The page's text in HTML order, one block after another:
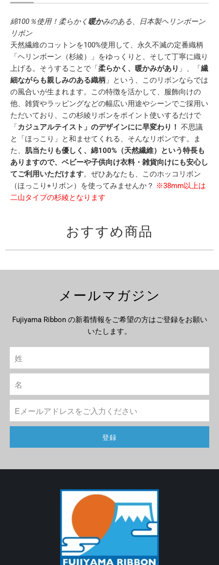
綿100％使用！柔らかく 暖かみのある、日本製ヘリンボーン
リボン
天然繊維のコットンを100%使用して、永久不滅の定番織柄
「ヘリンボーン（杉綾）」をゆっくりと、そして丁寧に織り
上げる。そうすることで「柔らかく、暖かみがあり 」、「繊
細ながらも親しみのある織柄 」という、このリボンならでは
の風合いが生まれます。この特徴を活かして、服飾向けの
他、雑貨やラッピングなどの幅広い用途やシーンでご採用い
ただいており、この杉綾リボンをポイント使いするだけで
「 カジュアルテイスト」のデザインにに早変わり！ 不思議
と「ほっこり」と和ませてくれる、そんなリボンです。ま
た、 肌当たりも優しく、綿100%（天然繊維）という特長も
ありますので、ベビーや子供向け衣料・雑貨向けにも安心し
てご利用いただけます。ぜひあなたも、このホッコリボン
（ほっこり+リボン）を使ってみませんか？ ※38mm以上は
二山タイプの杉綾となります
おすすめ商品
メールマガジン
Fujiyama Ribbon の新着情報をご希望の方はご登録をお願い
いたします。